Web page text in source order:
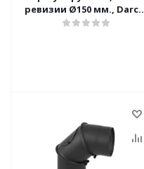
ревизии Ø150 мм., Darco
(Польша)